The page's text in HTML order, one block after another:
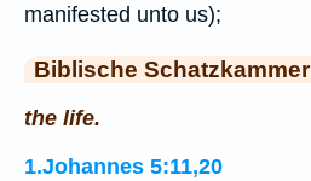
manifested unto us);
Biblische Schatzkammer
the life.
1.Johannes 5:11,20